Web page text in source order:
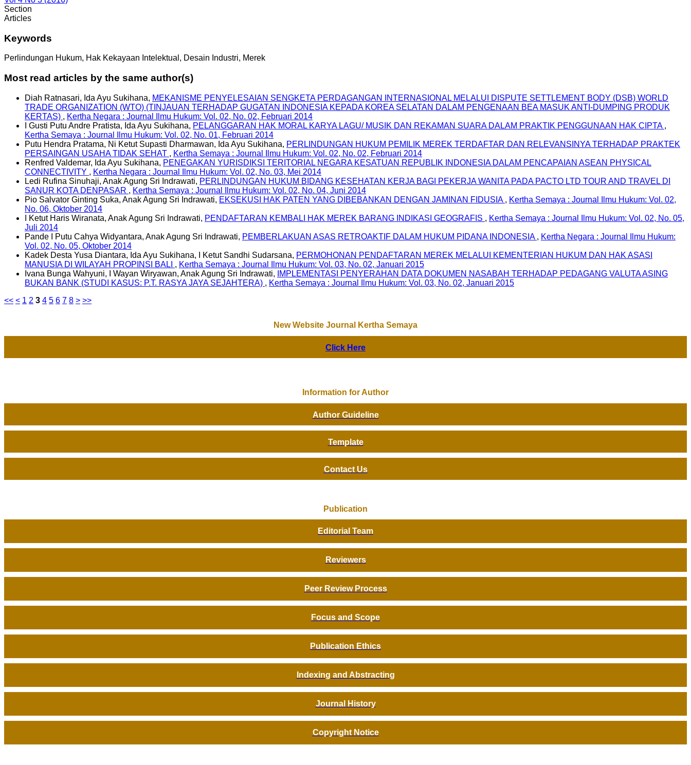
Section
Articles
Keywords
Perlindungan Hukum, Hak Kekayaan Intelektual, Desain Industri, Merek
Most read articles by the same author(s)
Diah Ratnasari, Ida Ayu Sukihana, MEKANISME PENYELESAIAN SENGKETA PERDAGANGAN INTERNASIONAL MELALUI DISPUTE SETTLEMENT BODY (DSB) WORLD
TRADE ORGANIZATION (WTO) (TINJAUAN TERHADAP GUGATAN INDONESIA KEPADA KOREA SELATAN DALAM PENGENAAN BEA MASUK ANTI-DUMPING PRODUK
KERTAS) , Kertha Negara : Journal Ilmu Hukum: Vol. 02, No. 02, Februari 2014
I Gusti Putu Andre Pratista, Ida Ayu Sukihana, PELANGGARAN HAK MORAL KARYA LAGU/ MUSIK DAN REKAMAN SUARA DALAM PRAKTIK PENGGUNAAN HAK CIPTA ,
Kertha Semaya : Journal Ilmu Hukum: Vol. 02, No. 01, Februari 2014
Putu Hendra Pratama, Ni Ketut Supasti Dharmawan, Ida Ayu Sukihana, PERLINDUNGAN HUKUM PEMILIK MEREK TERDAFTAR DAN RELEVANSINYA TERHADAP PRAKTEK
PERSAINGAN USAHA TIDAK SEHAT , Kertha Semaya : Journal Ilmu Hukum: Vol. 02, No. 02, Februari 2014
Renfred Valdemar, Ida Ayu Sukihana, PENEGAKAN YURISDIKSI TERITORIAL NEGARA KESATUAN REPUBLIK INDONESIA DALAM PENCAPAIAN ASEAN PHYSICAL
CONNECTIVITY , Kertha Negara : Journal Ilmu Hukum: Vol. 02, No. 03, Mei 2014
Ledi Rufina Sinuhaji, Anak Agung Sri Indrawati, PERLINDUNGAN HUKUM BIDANG KESEHATAN KERJA BAGI PEKERJA WANITA PADA PACTO LTD TOUR AND TRAVEL DI
SANUR KOTA DENPASAR , Kertha Semaya : Journal Ilmu Hukum: Vol. 02, No. 04, Juni 2014
Pio Salvator Ginting Suka, Anak Agung Sri Indrawati, EKSEKUSI HAK PATEN YANG DIBEBANKAN DENGAN JAMINAN FIDUSIA , Kertha Semaya : Journal Ilmu Hukum: Vol. 02,
No. 06, Oktober 2014
I Ketut Haris Wiranata, Anak Agung Sri Indrawati, PENDAFTARAN KEMBALI HAK MEREK BARANG INDIKASI GEOGRAFIS , Kertha Semaya : Journal Ilmu Hukum: Vol. 02, No. 05,
Juli 2014
Pande I Putu Cahya Widyantara, Anak Agung Sri Indrawati, PEMBERLAKUAN ASAS RETROAKTIF DALAM HUKUM PIDANA INDONESIA , Kertha Negara : Journal Ilmu Hukum:
Vol. 02, No. 05, Oktober 2014
Kadek Desta Yusa Diantara, Ida Ayu Sukihana, I Ketut Sandhi Sudarsana, PERMOHONAN PENDAFTARAN MEREK MELALUI KEMENTERIAN HUKUM DAN HAK ASASI
MANUSIA DI WILAYAH PROPINSI BALI , Kertha Semaya : Journal Ilmu Hukum: Vol. 03, No. 02, Januari 2015
Ivana Bunga Wahyuni, I Wayan Wiryawan, Anak Agung Sri Indrawati,
IMPLEMENTASI PENYERAHAN DATA DOKUMEN NASABAH TERHADAP PEDAGANG VALUTA ASING
BUKAN BANK (STUDI KASUS: P.T. RASYA JAYA SEJAHTERA) , Kertha Semaya : Journal Ilmu Hukum: Vol. 03, No. 02, Januari 2015
<< < 1 2 3 4 5 6 7 8 > >>
New Website Journal Kertha Semaya
Click Here
Information for Author
Author Guideline
Template
Contact Us
Publication
Editorial Team
Reviewers
Peer Review Process
Focus and Scope
Publication Ethics
Indexing and Abstracting
Journal History
Copyright Notice